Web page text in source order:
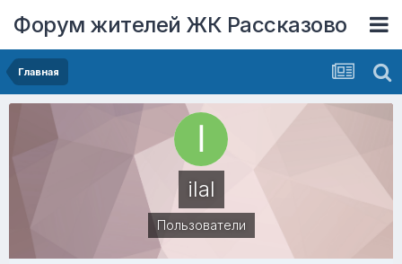
Форум жителей ЖК Рассказово
Главная
ilal
Пользователи